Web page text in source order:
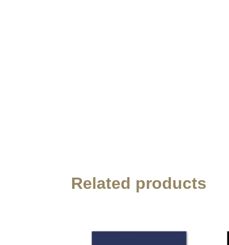
Related products